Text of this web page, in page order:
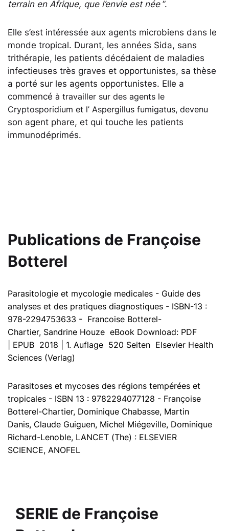
terrain en Afrique, que l’envie est née ”.
Elle s’est intéressée aux agents microbiens dans le
monde tropical. Durant, les années Sida, sans
trithérapie, les patients décédaient de maladies
infectieuses très graves et opportunistes, sa thèse
a porté sur les agents opportunistes. Elle a
commencé à travailler sur des agents le
Cryptosporidium et l’ Aspergillus fumigatus, devenu
son agent phare, et qui touche les patients
immunodéprimés.
Publications de Françoise
Botterel
Parasitologie et mycologie medicales - Guide des
analyses et des pratiques diagnostiques - ISBN-13 : ‎
978-2294753633 - Francoise Botterel-
Chartier, Sandrine Houze eBook Download: PDF
EPUB 2018 | 1. Auflage 520 Seiten Elsevier Health
Sciences (Verlag)
Parasitoses et mycoses des régions tempérées et
tropicales - ISBN 13 : 9782294077128 - Françoise
Botterel-Chartier, Dominique Chabasse, Martin
Danis, Claude Guiguen, Michel Miégeville, Dominique
Richard-Lenoble, LANCET (The) : ELSEVIER
SCIENCE, ANOFEL
SERIE de Françoise